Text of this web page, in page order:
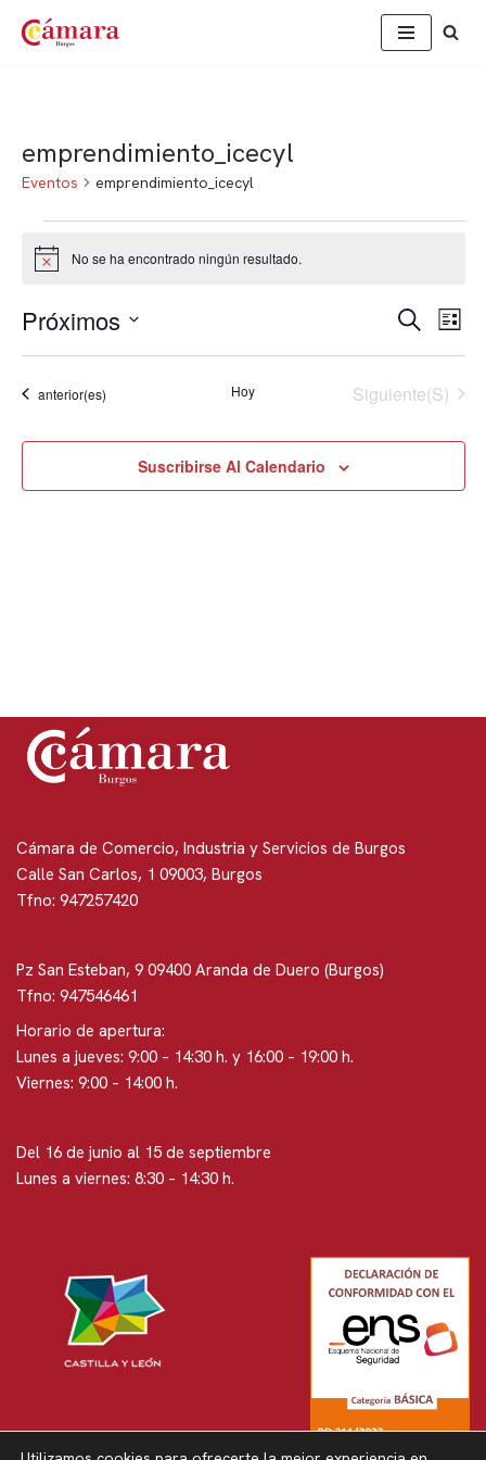
emprendimiento_icecyl
Eventos emprendimiento_icecyl
Aviso No se ha encontrado ningún resultado.
de
y
vistas
Buscar
de
Lista
Próximos
fecha.
Eventos
anterior(es) Hoy Eventos
Siguiente(s)
Suscribirse Al Calendario
Cámara de Comercio, Industria y Servicios de Burgos
Calle San Carlos, 1 09003, Burgos
Tfno: 947257420
Pz San Esteban, 9 09400 Aranda de Duero (Burgos)
Tfno: 947546461
Horario de apertura:
Lunes a jueves: 9:00 – 14:30 h. y 16:00 – 19:00 h.
Viernes: 9:00 – 14:00 h.
Del 16 de junio al 15 de septiembre
Lunes a viernes: 8:30 – 14:30 h.